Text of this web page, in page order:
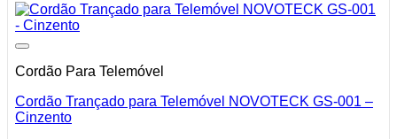
Cordão Para Telemóvel
Cordão Trançado para Telemóvel NOVOTECK GS-001 –
Cinzento